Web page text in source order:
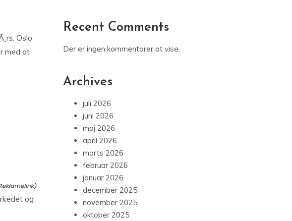
Oslo
med at
.
og
Recent Comments
Der er ingen kommentarer at vise.
Archives
juli 2026
juni 2026
maj 2026
april 2026
marts 2026
februar 2026
januar 2026
december 2025
november 2025
oktober 2025